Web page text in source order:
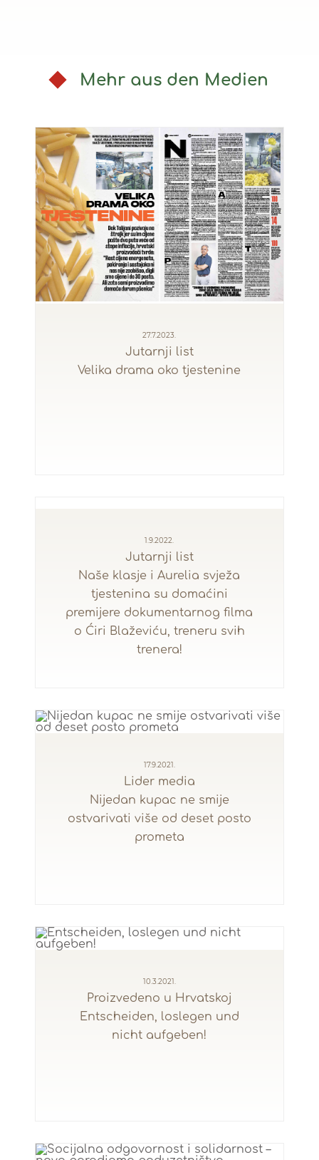
Mehr aus den Medien
27.7.2023.
Jutarnji list
Velika drama oko tjestenine
1.9.2022.
Jutarnji list
Naše klasje i Aurelia svježa
tjestenina su domaćini
premijere dokumentarnog filma
o Ćiri Blaževiću, treneru svih
trenera!
17.9.2021.
Lider media
Nijedan kupac ne smije
ostvarivati više od deset posto
prometa
10.3.2021.
Proizvedeno u Hrvatskoj
Entscheiden, loslegen und
nicht aufgeben!